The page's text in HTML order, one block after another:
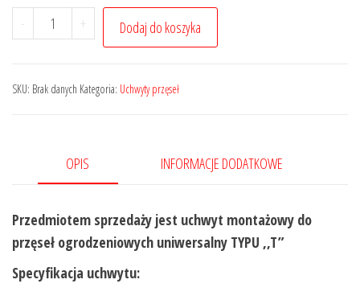
550,00 zł
-
ilość
Uchwyt
przęsła
przykręcany
(komplety)
+ Dodaj do koszyka
SKU: Brak danych Kategoria: Uchwyty przęseł
OPIS INFORMACJE DODATKOWE
Przedmiotem sprzedaży jest uchwyt montażowy do
przęseł ogrodzeniowych uniwersalny TYPU ,,T”
Specyfikacja uchwytu: